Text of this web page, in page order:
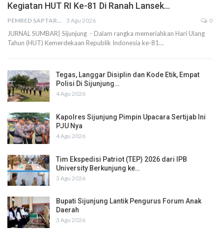
Kegiatan HUT RI Ke-81 Di Ranah Lansek…
PEMRED SAPTARIUS 3 Agu 2026 0
JURNAL SUMBAR| Sijunjung - Dalam rangka memeriahkan Hari Ulang
Tahun (HUT) Kemerdekaan Republik Indonesia ke-81…
Tegas, Langgar Disiplin dan Kode Etik, Empat
Polisi Di Sijunjung…
4 Agu 2026
Kapolres Sijunjung Pimpin Upacara Sertijab Ini
PJU Nya
4 Agu 2026
Tim Ekspedisi Patriot (TEP) 2026 dari IPB
University Berkunjung ke…
3 Agu 2026
Bupati Sijunjung Lantik Pengurus Forum Anak
Daerah
3 Agu 2026